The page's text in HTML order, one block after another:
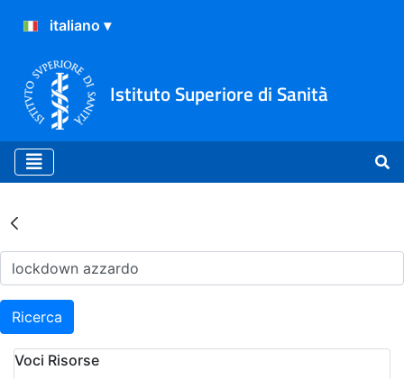
Istituto Superiore di Sanità
Risultati della Ricerca -
Ricerca
Voci Risorse